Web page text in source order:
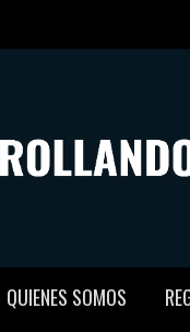
QUIENES SOMOS